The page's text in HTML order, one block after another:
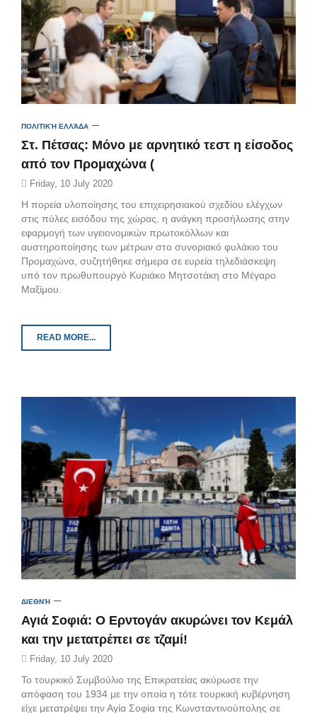
ΠΟΛΙΤΙΚΉ ΕΛΛΆΔΑ
Στ. Πέτσας: Μόνο με αρνητικό τεστ η είσοδος
από τον Προμαχώνα (
Friday, 10 July 2020
Η πορεία υλοποίησης του επιχειρησιακού σχεδίου ελέγχων
στις πύλες εισόδου της χώρας, η ανάγκη προσήλωσης στην
εφαρμογή των υγειονομικών πρωτοκόλλων και
αυστηροποίησης των μέτρων στο συνοριακό φυλάκιο του
Προμαχώνα, συζητήθηκε σήμερα σε ευρεία τηλεδιάσκεψη
υπό τον πρωθυπουργό Κυριάκο Μητσοτάκη στο Μέγαρο
Μαξίμου.
READ MORE...
ΔΙΕΘΝΉ
Αγιά Σοφιά: Ο Ερντογάν ακυρώνει τον Κεμάλ
και την μετατρέπει σε τζαμί!
Friday, 10 July 2020
Το τουρκικό Συμβούλιο της Επικρατείας ακύρωσε την
απόφαση του 1934 με την οποία η τότε τουρκική κυβέρνηση
είχε μετατρέψει την Αγία Σοφία της Κωνσταντινούπολης σε